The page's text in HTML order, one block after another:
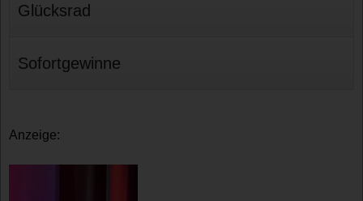
Glücksrad
Sofortgewinne
Anzeige: